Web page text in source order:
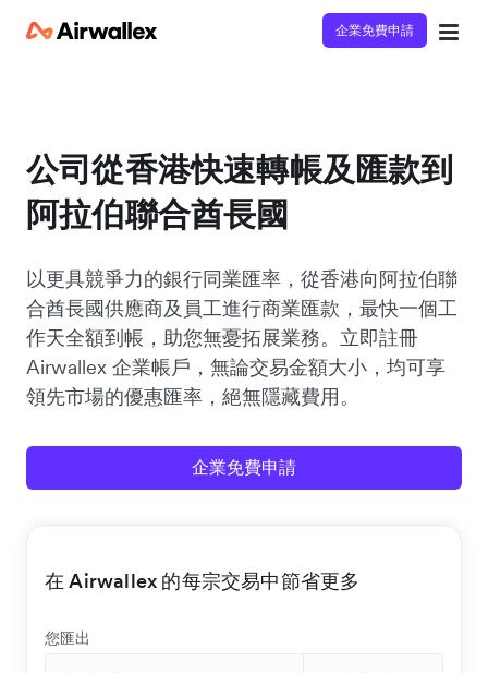
企業免費申請
公司從香港快速轉帳及匯款到
阿拉伯聯合酋長國
以更具競爭力的銀行同業匯率，從香港向阿拉伯聯
合酋長國供應商及員工進行商業匯款，最快一個工
作天全額到帳，助您無憂拓展業務。立即註冊
Airwallex 企業帳戶，無論交易金額大小，均可享
領先市場的優惠匯率，絕無隱藏費用。
企業免費申請
在 Airwallex 的每宗交易中節省更多
您匯出